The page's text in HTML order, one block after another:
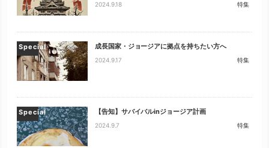
2024.9.18 特集
Special 成長国家・ジョージアに拠点を持ちたい方へ
2024.9.17 特集
Special 【告知】サバイバルinジョージア計画
2024.9.7 特集